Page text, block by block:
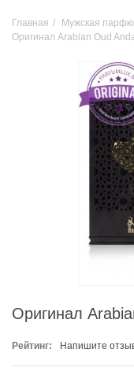
Главная / Мужская
Оригинал Arabian Oud
Оригинал
Рейтинг: Напишите